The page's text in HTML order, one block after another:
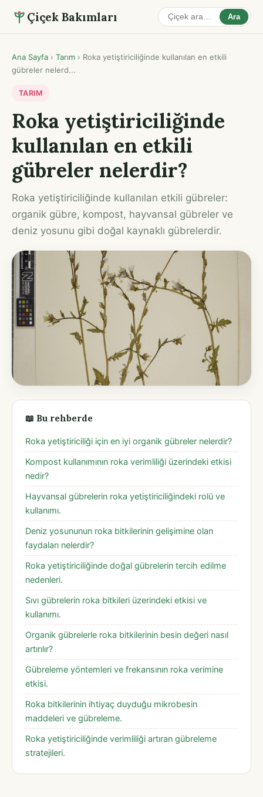
Çiçek Bakımları Ara
Ana Sayfa › Tarım › Roka yetiştiriciliğinde kullanılan en etkili
gübreler nelerd...
TARIM
Roka yetiştiriciliğinde
kullanılan en etkili
gübreler nelerdir?
Roka yetiştiriciliğinde kullanılan etkili gübreler:
organik gübre, kompost, hayvansal gübreler ve
deniz yosunu gibi doğal kaynaklı gübrelerdir.
📖 Bu rehberde
Roka yetiştiriciliği için en iyi organik gübreler nelerdir?
Kompost kullanımının roka verimliliği üzerindeki etkisi
nedir?
Hayvansal gübrelerin roka yetiştiriciliğindeki rolü ve
kullanımı.
Deniz yosununun roka bitkilerinin gelişimine olan
faydaları nelerdir?
Roka yetiştiriciliğinde doğal gübrelerin tercih edilme
nedenleri.
Sıvı gübrelerin roka bitkileri üzerindeki etkisi ve
kullanımı.
Organik gübrelerle roka bitkilerinin besin değeri nasıl
artırılır?
Gübreleme yöntemleri ve frekansının roka verimine
etkisi.
Roka bitkilerinin ihtiyaç duyduğu mikrobesin
maddeleri ve gübreleme.
Roka yetiştiriciliğinde verimliliği artıran gübreleme
stratejileri.